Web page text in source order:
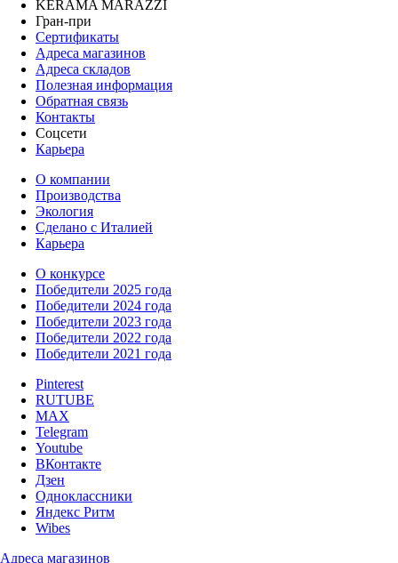
KERAMA MARAZZI
Гран-при
Сертификаты
Адреса магазинов
Адреса складов
Полезная информация
Обратная связь
Контакты
Соцсети
Карьера
О компании
Производства
Экология
Сделано с Италией
Карьера
О конкурсе
Победители 2025 года
Победители 2024 года
Победители 2023 года
Победители 2022 года
Победители 2021 года
Pinterest
RUTUBE
MAX
Telegram
Youtube
ВКонтакте
Дзен
Одноклассники
Яндекс Ритм
Wibes
Адреса магазинов